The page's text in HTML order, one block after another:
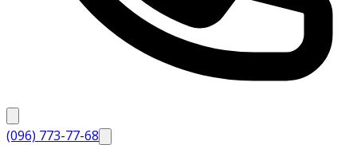
(096) 773-77-68